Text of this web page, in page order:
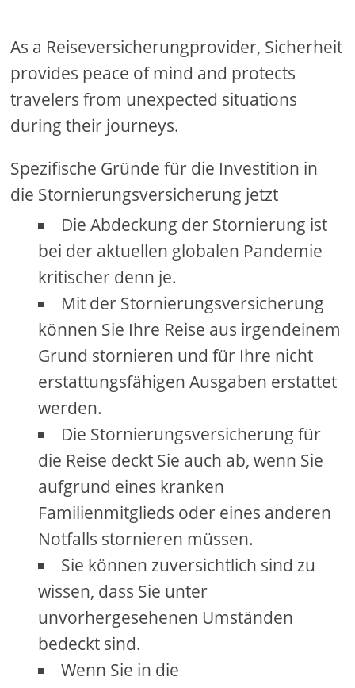
As a Reiseversicherungprovider, Sicherheit
provides peace of mind and protects
travelers from unexpected situations
during their journeys.
Spezifische Gründe für die Investition in
die Stornierungsversicherung jetzt
Die Abdeckung der Stornierung ist
bei der aktuellen globalen Pandemie
kritischer denn je.
Mit der Stornierungsversicherung
können Sie Ihre Reise aus irgendeinem
Grund stornieren und für Ihre nicht
erstattungsfähigen Ausgaben erstattet
werden.
Die Stornierungsversicherung für
die Reise deckt Sie auch ab, wenn Sie
aufgrund eines kranken
Familienmitglieds oder eines anderen
Notfalls stornieren müssen.
Sie können zuversichtlich sind zu
wissen, dass Sie unter
unvorhergesehenen Umständen
bedeckt sind.
Wenn Sie in die